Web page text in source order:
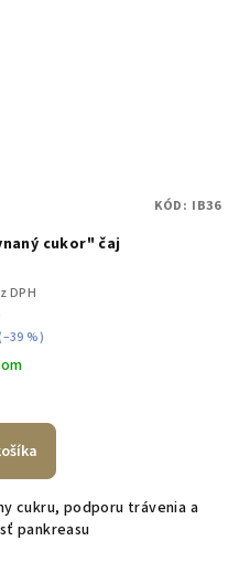
cukor" čaj
DPH
%)
cukru, podporu trávenia a
pankreasu
KÓD: IB36